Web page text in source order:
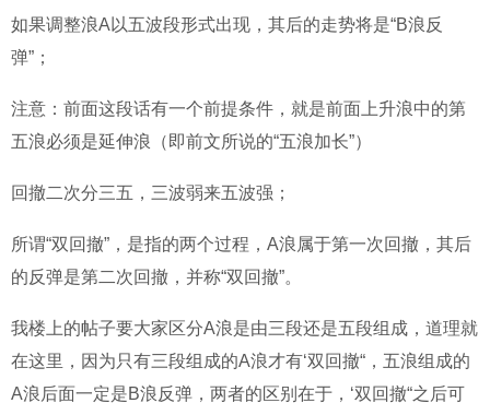
如果调整浪A以五波段形式出现，其后的走势将是“B浪反
弹”；
注意：前面这段话有一个前提条件，就是前面上升浪中的第
五浪必须是延伸浪（即前文所说的“五浪加长”）
回撤二次分三五，三波弱来五波强；
所谓“双回撤”，是指的两个过程，A浪属于第一次回撤，其后
的反弹是第二次回撤，并称“双回撤”。
我楼上的帖子要大家区分A浪是由三段还是五段组成，道理就
在这里，因为只有三段组成的A浪才有‘双回撤“，五浪组成的
A浪后面一定是B浪反弹，两者的区别在于，‘双回撤“之后可